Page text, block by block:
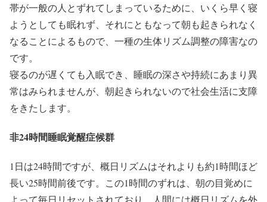
帯が一般の人とずれてしまっているために、いくら早く寝
ようとしても眠れず、それにともなって朝も起きられなく
なることによるもので、一種の生体リズム調整の障害なの
です。
寝るのが遅くても入眠でき、睡眠の深さや持続にあまり異
常はみられませんが、朝起きられないので社会生活に支障
をきたします。
非24時間睡眠覚醒症候群
1日は24時間ですが、概日リズムはそれよりも約1時間ほど
長い25時間前後です。この1時間のずれは、朝の目覚めに